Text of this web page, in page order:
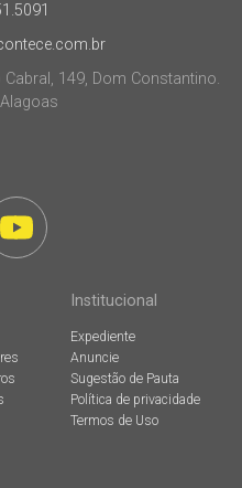
149, Dom Constantino.
Institucional
Expediente
Anuncie
Sugestão de Pauta
Política de privacidade
Termos de Uso